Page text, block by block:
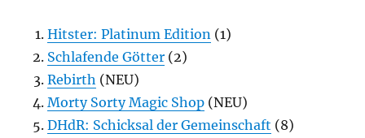
Hitster: Platinum Edition (1)
Schlafende Götter (2)
Rebirth (NEU)
Morty Sorty Magic Shop (NEU)
DHdR: Schicksal der Gemeinschaft (8)